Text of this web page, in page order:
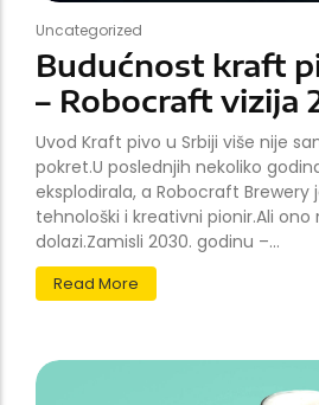
Uncategorized
Budućnost kraft
– Robocraft vizija
Uvod Kraft pivo u Srbiji više nije
pokret.U poslednjih nekoliko
eksplodirala, a Robocraft Brewery
tehnološki i kreativni pionir.Ali
dolazi.Zamisli 2030. godinu –...
Read More